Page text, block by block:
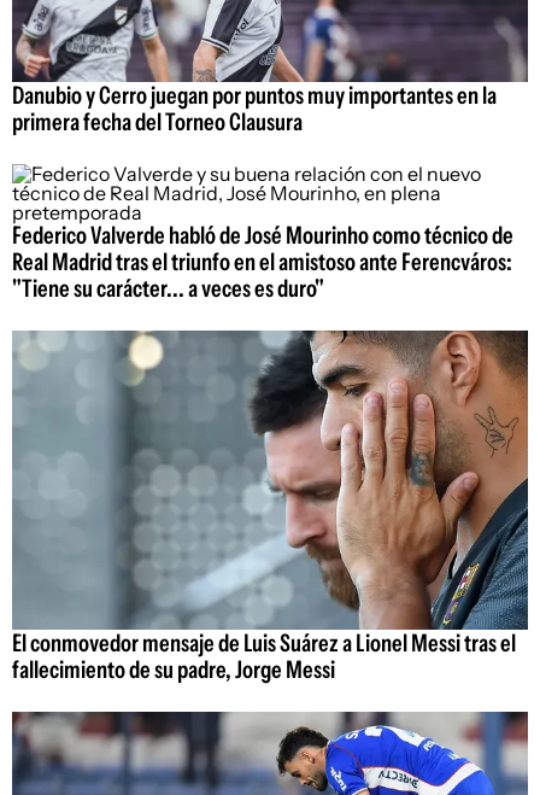
Danubio y Cerro juegan por puntos muy importantes en la
primera fecha del Torneo Clausura
Federico Valverde habló de José Mourinho como técnico de
Real Madrid tras el triunfo en el amistoso ante Ferencváros:
"Tiene su carácter... a veces es duro"
El conmovedor mensaje de Luis Suárez a Lionel Messi tras el
fallecimiento de su padre, Jorge Messi